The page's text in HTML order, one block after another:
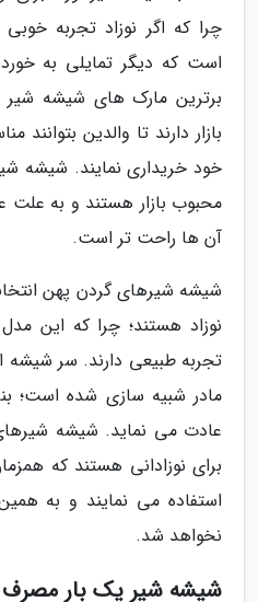
چرا که اگر نوزاد تجربه
است که دیگر تمایلی به
برترین مارک های شیشه شیر
بازار دارند تا والدین بتوانند
خود خریداری نمایند. شیشه
محبوب بازار هستند و به علت
آن ها راحت تر است.
شیشه شیرهای گردن پهن
نوزاد هستند؛ چرا که این
تجربه طبیعی دارند. سر شیشه
مادر شبیه سازی شده است؛
عادت می نماید. شیشه
برای نوزادانی هستند که
استفاده می نمایند و به
نخواهد شد.
شیشه شیر یک بار مصرف